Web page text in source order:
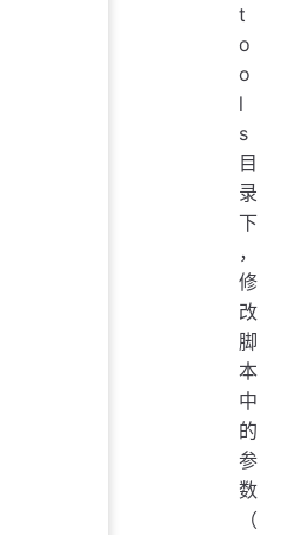
t
o
o
l
s
目
录
下
，
修
改
脚
本
中
的
参
数
（